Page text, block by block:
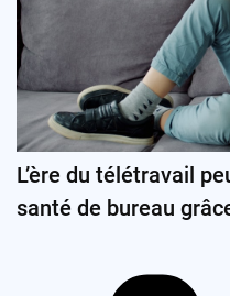
L’ère du télétravail
santé de bureau